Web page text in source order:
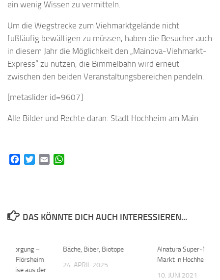
ein wenig Wissen zu vermitteln.
Um die Wegstrecke zum Viehmarktgelände nicht
fußläufig bewältigen zu müssen, haben die Besucher auch
in diesem Jahr die Möglichkeit den „Mainova-Viehmarkt-
Express“ zu nutzen, die Bimmelbahn wird erneut
zwischen den beiden Veranstaltungsbereichen pendeln.
[metaslider id=9607]
Alle Bilder und Rechte daran: Stadt Hochheim am Main
FacebookTwitterEmail
DAS KÖNNTE DICH AUCH INTERESSIEREN...
Bäche, Biber, Biotope
24. APRIL 2025
Alnatura Super-
Markt in Hochheim
10. JUNI 2021
–
Flörsheim
aus der